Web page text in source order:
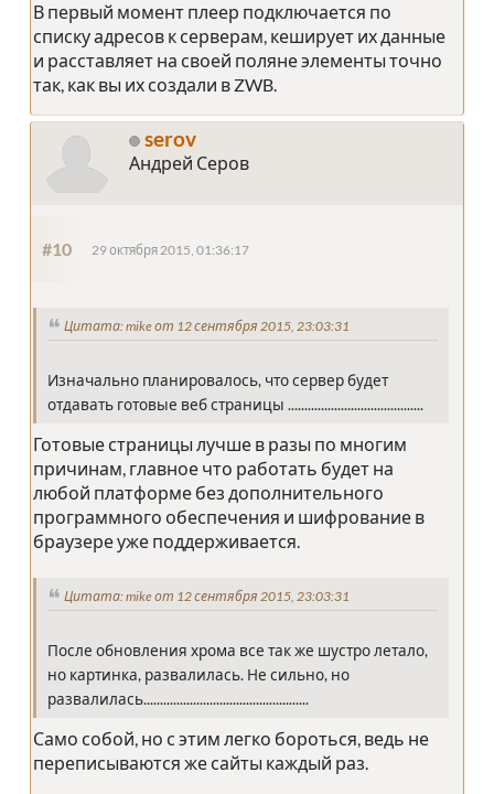
В первый момент плеер подключается по
списку адресов к серверам, кеширует их данные
и расставляет на своей поляне элементы точно
так, как вы их создали в ZWB.
serov
Андрей Серов
#10 29 октября 2015, 01:36:17
Цитата: mike от 12 сентября 2015, 23:03:31
Изначально планировалось, что сервер будет
отдавать готовые веб страницы .........................................
Готовые страницы лучше в разы по многим
причинам, главное что работать будет на
любой платформе без дополнительного
программного обеспечения и шифрование в
браузере уже поддерживается.
Цитата: mike от 12 сентября 2015, 23:03:31
После обновления хрома все так же шустро летало,
но картинка, развалилась. Не сильно, но
развалилась..................................................
Само собой, но с этим легко бороться, ведь не
переписываются же сайты каждый раз.